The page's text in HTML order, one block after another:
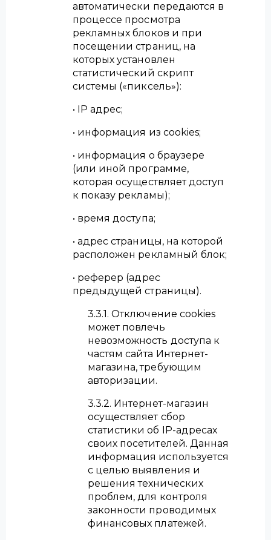
автоматически передаются в
процессе просмотра
рекламных блоков и при
посещении страниц, на
которых установлен
статистический скрипт
системы («пиксель»):
• IP адрес;
• информация из cookies;
• информация о браузере
(или иной программе,
которая осуществляет доступ
к показу рекламы);
• время доступа;
• адрес страницы, на которой
расположен рекламный блок;
• реферер (адрес
предыдущей страницы).
3.3.1. Отключение cookies
может повлечь
невозможность доступа к
частям сайта Интернет-
магазина, требующим
авторизации.
3.3.2. Интернет-магазин
осуществляет сбор
статистики об IP-адресах
своих посетителей. Данная
информация используется
с целью выявления и
решения технических
проблем, для контроля
законности проводимых
финансовых платежей.